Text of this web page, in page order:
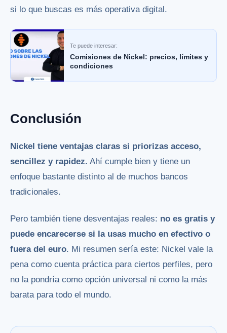
si lo que buscas es más operativa digital.
Te puede interesar:
Comisiones de Nickel: precios, límites y
condiciones
Conclusión
Nickel tiene ventajas claras si priorizas acceso,
sencillez y rapidez. Ahí cumple bien y tiene un
enfoque bastante distinto al de muchos bancos
tradicionales.
Pero también tiene desventajas reales: no es gratis y
puede encarecerse si la usas mucho en efectivo o
fuera del euro. Mi resumen sería este: Nickel vale la
pena como cuenta práctica para ciertos perfiles, pero
no la pondría como opción universal ni como la más
barata para todo el mundo.